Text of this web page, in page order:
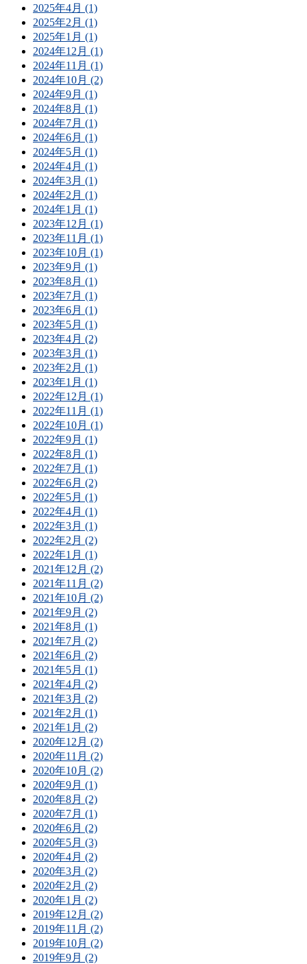
2025年4月 (1)
2025年2月 (1)
2025年1月 (1)
2024年12月 (1)
2024年11月 (1)
2024年10月 (2)
2024年9月 (1)
2024年8月 (1)
2024年7月 (1)
2024年6月 (1)
2024年5月 (1)
2024年4月 (1)
2024年3月 (1)
2024年2月 (1)
2024年1月 (1)
2023年12月 (1)
2023年11月 (1)
2023年10月 (1)
2023年9月 (1)
2023年8月 (1)
2023年7月 (1)
2023年6月 (1)
2023年5月 (1)
2023年4月 (2)
2023年3月 (1)
2023年2月 (1)
2023年1月 (1)
2022年12月 (1)
2022年11月 (1)
2022年10月 (1)
2022年9月 (1)
2022年8月 (1)
2022年7月 (1)
2022年6月 (2)
2022年5月 (1)
2022年4月 (1)
2022年3月 (1)
2022年2月 (2)
2022年1月 (1)
2021年12月 (2)
2021年11月 (2)
2021年10月 (2)
2021年9月 (2)
2021年8月 (1)
2021年7月 (2)
2021年6月 (2)
2021年5月 (1)
2021年4月 (2)
2021年3月 (2)
2021年2月 (1)
2021年1月 (2)
2020年12月 (2)
2020年11月 (2)
2020年10月 (2)
2020年9月 (1)
2020年8月 (2)
2020年7月 (1)
2020年6月 (2)
2020年5月 (3)
2020年4月 (2)
2020年3月 (2)
2020年2月 (2)
2020年1月 (2)
2019年12月 (2)
2019年11月 (2)
2019年10月 (2)
2019年9月 (2)